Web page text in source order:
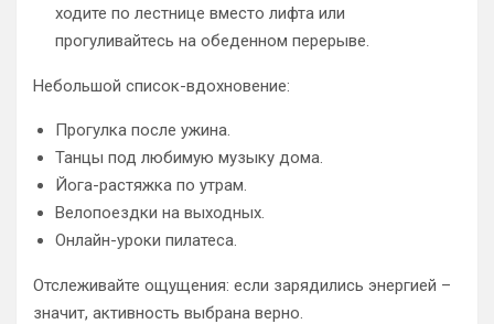
ходите по лестнице вместо лифта или
прогуливайтесь на обеденном перерыве.
Небольшой список-вдохновение:
Прогулка после ужина.
Танцы под любимую музыку дома.
Йога-растяжка по утрам.
Велопоездки на выходных.
Онлайн-уроки пилатеса.
Отслеживайте ощущения: если зарядились энергией –
значит, активность выбрана верно.